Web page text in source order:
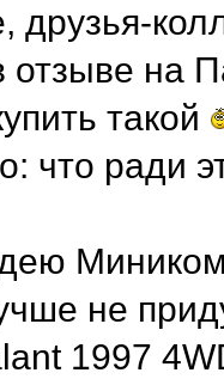
друзья-
отзыве на
такой
что ради
не
1997